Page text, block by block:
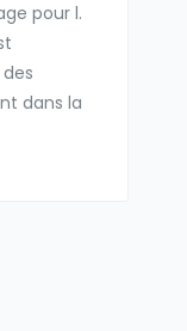
pour l.
dans la